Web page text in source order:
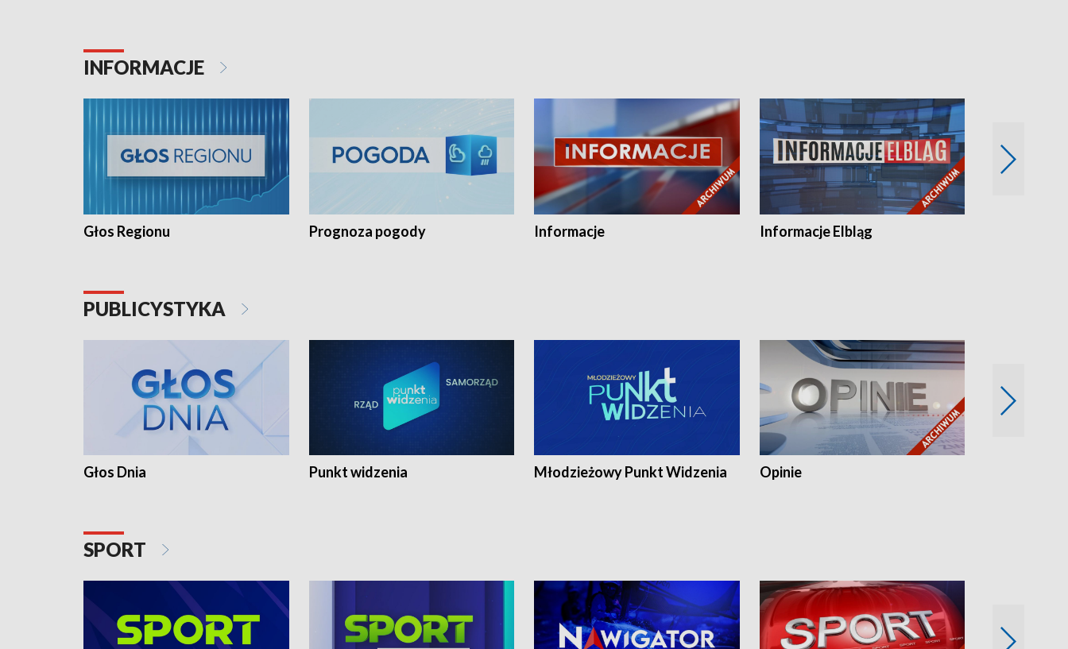
INFORMACJE
Głos Regionu Prognoza pogody Informacje Informacje Elbląg
PUBLICYSTYKA
Głos Dnia Punkt widzenia Młodzieżowy Punkt Widzenia Opinie
SPORT